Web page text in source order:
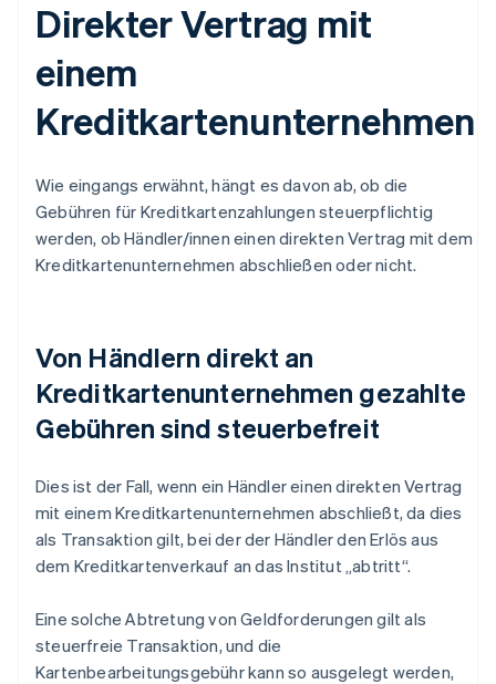
Direkter Vertrag mit
einem
Kreditkartenunternehmen
Wie eingangs erwähnt, hängt es davon ab, ob die
Gebühren für Kreditkartenzahlungen steuerpflichtig
werden, ob Händler/innen einen direkten Vertrag mit dem
Kreditkartenunternehmen abschließen oder nicht.
Von Händlern direkt an
Kreditkartenunternehmen gezahlte
Gebühren sind steuerbefreit
Dies ist der Fall, wenn ein Händler einen direkten Vertrag
mit einem Kreditkartenunternehmen abschließt, da dies
als Transaktion gilt, bei der der Händler den Erlös aus
dem Kreditkartenverkauf an das Institut „abtritt“.
Eine solche Abtretung von Geldforderungen gilt als
steuerfreie Transaktion, und die
Kartenbearbeitungsgebühr kann so ausgelegt werden,